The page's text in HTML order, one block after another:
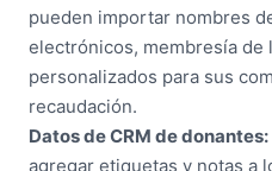
pueden importar nombres
electrónicos, membresía de
personalizados para sus
recaudación.
Datos de CRM de donantes:
agregar etiquetas y notas a